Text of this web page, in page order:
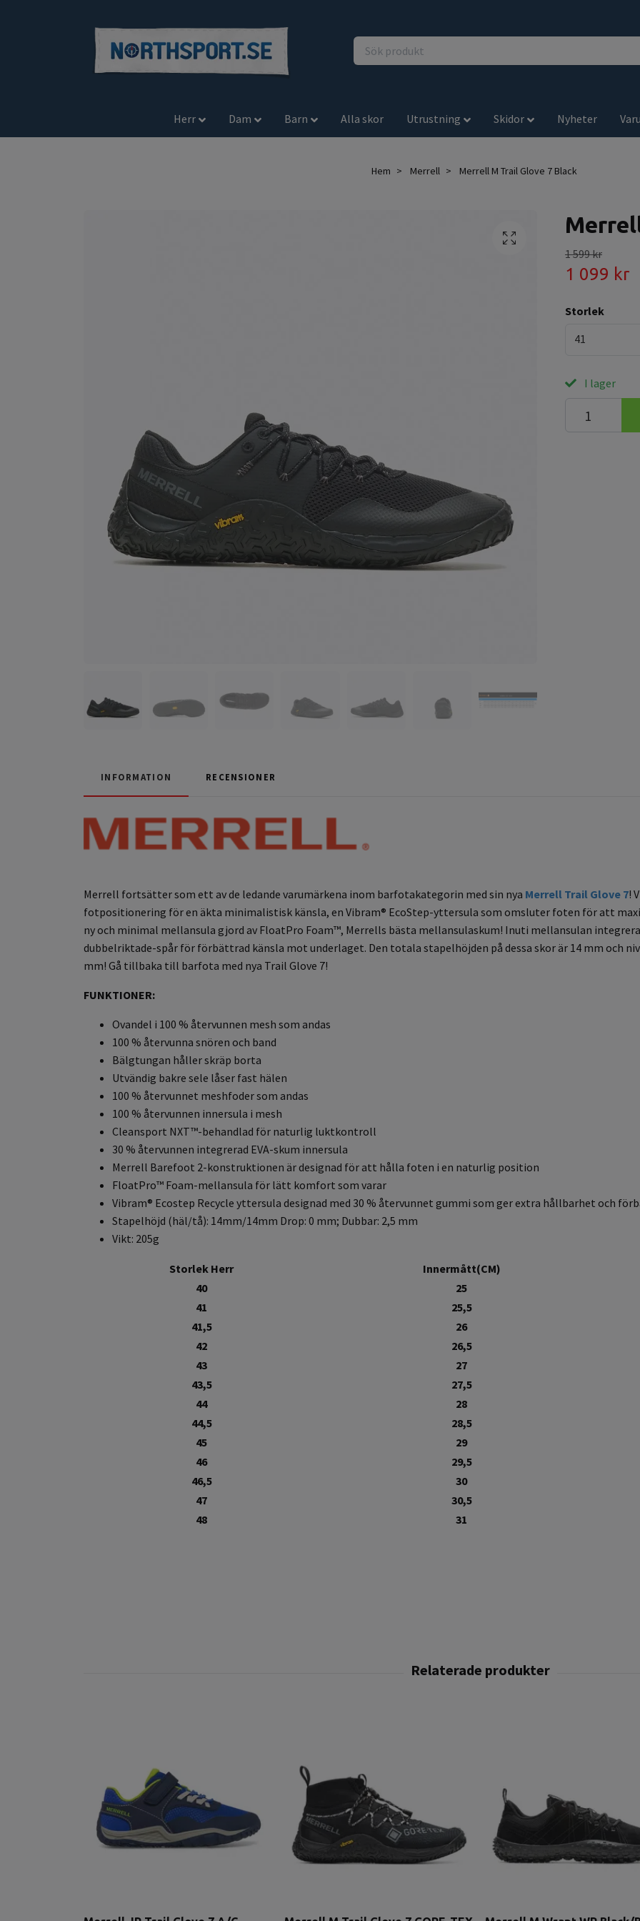
Herr Dam Barn Alla skor Utrustning Skidor Nyheter
Hem Merrell Merrell M Trail Glove 7 Black
1 599 kr
1 099 kr
Storlek
41
I lager
INFORMATION RECENSIONER
Merrell fortsätter som ett av de ledande varumärkena inom barfotakategorin med sin nya Merrell Trail Glove 7!
fotpositionering för en äkta minimalistisk känsla, en Vibram® EcoStep-yttersula som omsluter foten för att
ny och minimal mellansula gjord av FloatPro Foam™, Merrells bästa mellansulaskum! Inuti mellansulan
dubbelriktade-spår för förbättrad känsla mot underlaget. Den totala stapelhöjden på dessa skor är 14 mm och
mm! Gå tillbaka till barfota med nya Trail Glove 7!
FUNKTIONER:
Ovandel i 100 % återvunnen mesh som andas
100 % återvunna snören och band
Bälgtungan håller skräp borta
Utvändig bakre sele låser fast hälen
100 % återvunnet meshfoder som andas
100 % återvunnen innersula i mesh
Cleansport NXT™-behandlad för naturlig luktkontroll
30 % återvunnen integrerad EVA-skum innersula
Merrell Barefoot 2-konstruktionen är designad för att hålla foten i en naturlig position
FloatPro™ Foam-mellansula för lätt komfort som varar
Vibram® Ecostep Recycle yttersula designad med 30 % återvunnet gummi som ger extra hållbarhet och
Stapelhöjd (häl/tå): 14mm/14mm Drop: 0 mm; Dubbar: 2,5 mm
Vikt: 205g
Storlek Herr Innermått(CM)
40
25
41
25,5
41,5
26
42
26,5
43
27
43,5
27,5
44
28
44,5
28,5
45
29
46
29,5
46,5
30
47
30,5
48
31